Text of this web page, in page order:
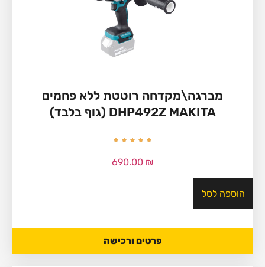
מברגה\מקדחה רוטטת ללא פחמים
DHP492Z MAKITA (גוף בלבד)
690.00 ₪
הוספה לסל
פרטים ורכישה